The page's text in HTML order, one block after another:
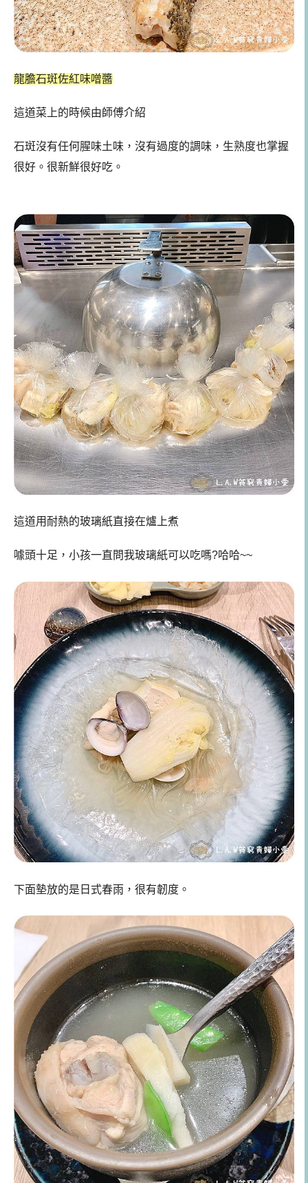
龍膽石斑佐紅味噌醬
這道菜上的時候由師傅介紹
石斑沒有任何腥味土味，沒有過度的調味，生熟度也掌握
很好。很新鮮很好吃。
這道用耐熱的玻璃紙直接在爐上煮
噱頭十足，小孩一直問我玻璃紙可以吃嗎?哈哈~~
下面墊放的是日式春雨，很有韌度。